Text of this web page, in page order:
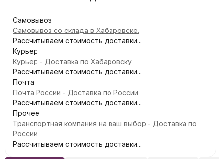
Самовывоз
Самовывоз со склада в Хабаровске.
Рассчитываем стоимость доставки...
Курьер
Курьер - Доставка по Хабаровску
Рассчитываем стоимость доставки...
Почта
Почта России - Доставка по России
Рассчитываем стоимость доставки...
Прочее
Транспортная компания на ваш выбор - Доставка по
России
Рассчитываем стоимость доставки...